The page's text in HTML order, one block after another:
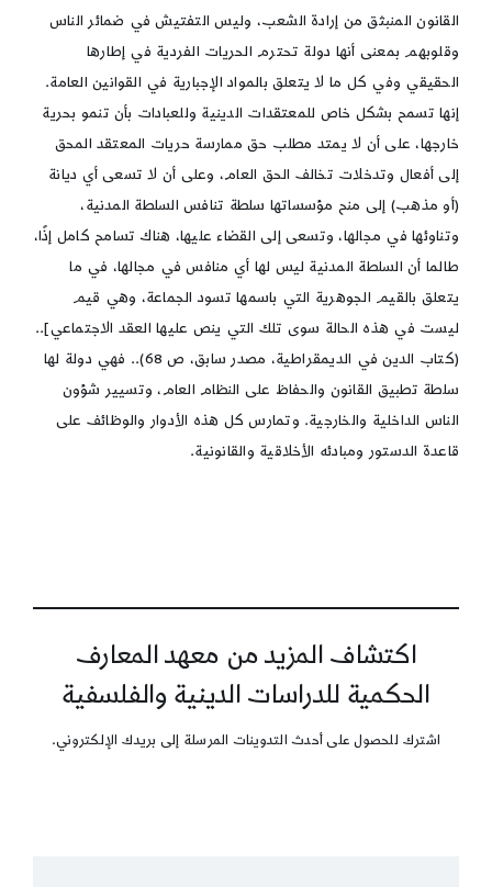
القانون المنبثق من إرادة الشعب، وليس التفتيش في ضمائر الناس
وقلوبهم بمعنى أنها دولة تحترم الحريات الفردية في إطارها
الحقيقي وفي كل ما لا يتعلق بالمواد الإجبارية في القوانين العامة.
إنها تسمح بشكل خاص للمعتقدات الدينية وللعبادات بأن تنمو بحرية
خارجها، على أن لا يمتد مطلب حق ممارسة حريات المعتقد المحق
إلى أفعال وتدخلات تخالف الحق العام، وعلى أن لا تسعى أي ديانة
(أو مذهب) إلى منح مؤسساتها سلطة تنافس السلطة المدنية،
وتناوئها في مجالها، وتسعى إلى القضاء عليها، هناك تسامح كامل إذًا،
طالما أن السلطة المدنية ليس لها أي منافس في مجالها، في ما
يتعلق بالقيم الجوهرية التي باسمها تسود الجماعة، وهي قيم
ليست في هذه الحالة سوى تلك التي ينص عليها العقد الاجتماعي]..
(كتاب الدين في الديمقراطية، مصدر سابق، ص 68).. فهي دولة لها
سلطة تطبيق القانون والحفاظ على النظام العام، وتسيير شؤون
الناس الداخلية والخارجية. وتمارس كل هذه الأدوار والوظائف على
قاعدة الدستور ومبادئه الأخلاقية والقانونية.
اكتشاف المزيد من معهد المعارف
الحكمية للدراسات الدينية والفلسفية
اشترك للحصول على أحدث التدوينات المرسلة إلى بريدك الإلكتروني.